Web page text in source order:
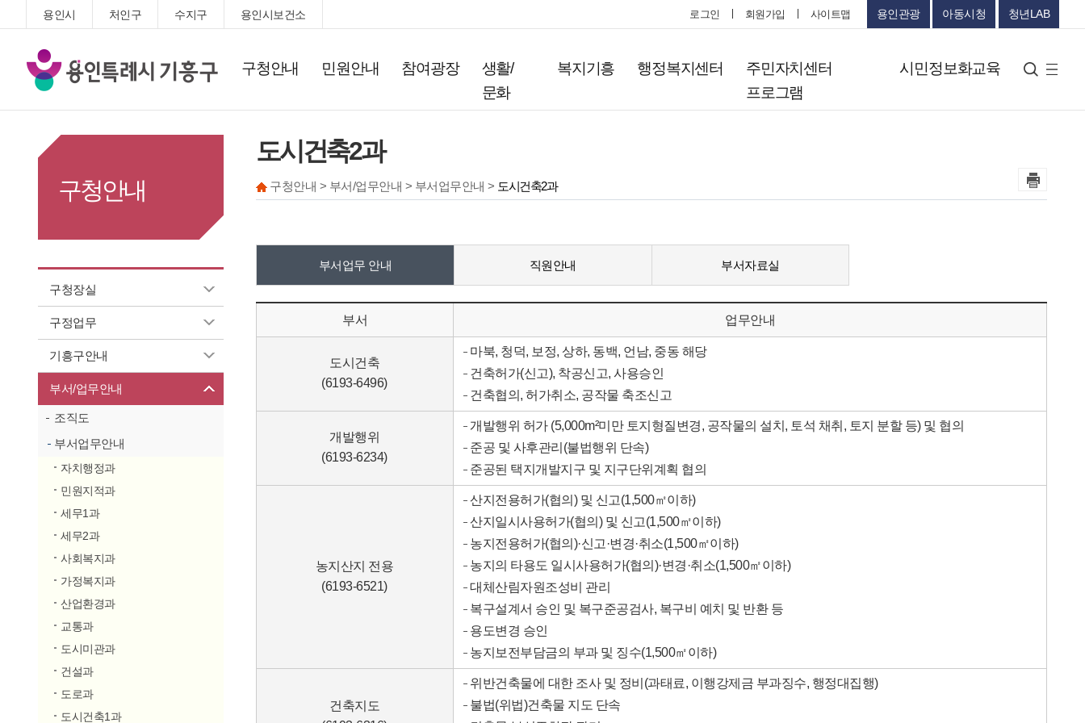
용인시 처인구 수지구 용인시보건소 로그인 회원가입 사이트맵 용인관광 아동시청 청년LAB
기
흥
구청안내 민원안내 참여광장
생활/
문화
복지기흥 행정복지센터
주민자치센터
프로그램
시민정보화교육 검색
사
트
구청안내
구청장실
구정업무
기흥구안내
부서/업무안내
조직도
부서업무안내
자치행정과
민원지적과
세무1과
세무2과
사회복지과
가정복지과
산업환경과
교통과
도시미관과
건설과
도로과
도시건축1과
도시건축2과
구청안내 > 부서/업무안내 > 부서업무안내 > 도시건축2과
부서업무 안내 직원안내 부서자료실
부서 업무안내
도시건축
(6193-6496)
마북, 청덕, 보정, 상하, 동백, 언남, 중동 해당
건축허가(신고), 착공신고, 사용승인
건축협의, 허가취소, 공작물 축조신고
개발행위
(6193-6234)
개발행위 허가 (5,000m²미만 토지형질변경, 공작물의 설치, 토석 채취, 토지 분할 등) 및 협의
준공 및 사후관리(불법행위 단속)
준공된 택지개발지구 및 지구단위계획 협의
농지산지 전용
(6193-6521)
산지전용허가(협의) 및 신고(1,500㎡이하)
산지일시사용허가(협의) 및 신고(1,500㎡이하)
농지전용허가(협의)·신고·변경·취소(1,500㎡이하)
농지의 타용도 일시사용허가(협의)·변경·취소(1,500㎡이하)
대체산림자원조성비 관리
복구설계서 승인 및 복구준공검사, 복구비 예치 및 반환 등
용도변경 승인
농지보전부담금의 부과 및 징수(1,500㎡이하)
건축지도
위반건축물에 대한 조사 및 정비(과태료, 이행강제금 부과징수, 행정대집행)
불법(위법)건축물 지도 단속